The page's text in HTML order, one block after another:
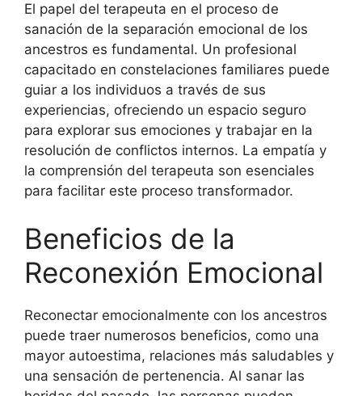
El papel del terapeuta en el proceso de
sanación de la separación emocional de los
ancestros es fundamental. Un profesional
capacitado en constelaciones familiares puede
guiar a los individuos a través de sus
experiencias, ofreciendo un espacio seguro
para explorar sus emociones y trabajar en la
resolución de conflictos internos. La empatía y
la comprensión del terapeuta son esenciales
para facilitar este proceso transformador.
Beneficios de la
Reconexión Emocional
Reconectar emocionalmente con los ancestros
puede traer numerosos beneficios, como una
mayor autoestima, relaciones más saludables y
una sensación de pertenencia. Al sanar las